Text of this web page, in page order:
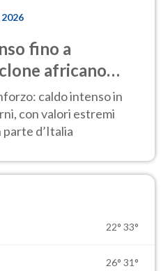
fino a
africano
caldo intenso in
con valori estremi
d’Italia
22° 33°
26° 31°